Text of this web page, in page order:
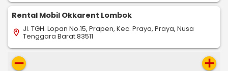
Rental Mobil Okkarent Lombok
location_on Jl. TGH. Lopan No.15, Prapen, Kec. Praya, Praya, Nusa
Tenggara Barat 83511
remove add